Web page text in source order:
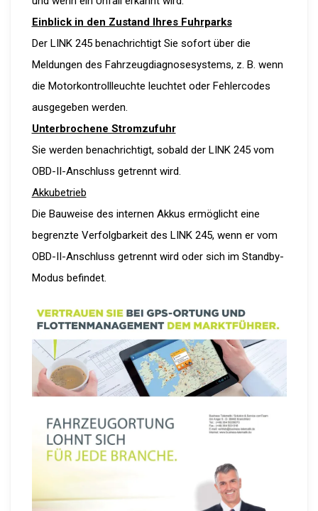
Einblick in den Zustand Ihres Fuhrparks
Der LINK 245 benach­richtigt Sie sofort über die
Meldungen des Fahrzeug­dia­gno­se­systems, z. B. wenn
die Motor­kon­troll­leuchte leuchtet oder Fehlercodes
ausgegeben werden.
Unter­bro­chene Stromzufuhr
Sie werden benach­richtigt, sobald der LINK 245 vom
OBD-I­I-An­schluss getrennt wird.
Akkubetrieb
Die Bauweise des internen Akkus ermöglicht eine
begrenzte Verfolg­barkeit des LINK 245, wenn er vom
OBD-I­I-An­schluss getrennt wird oder sich im Stand­by­-
Modus befindet.